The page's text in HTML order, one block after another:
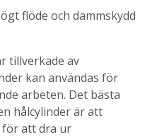
flöde och dammskydd
tillverkade av
kan användas för
arbeten. Det bästa
hålcylinder är att
för att dra ur